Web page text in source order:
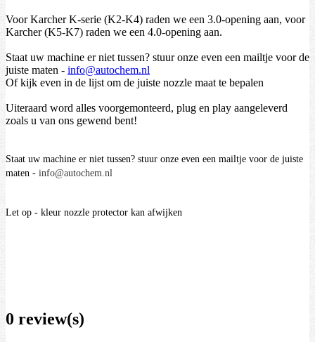
Voor Karcher K-serie (K2-K4) raden we een 3.0-opening aan, voor
Karcher (K5-K7) raden we een 4.0-opening aan.
Staat uw machine er niet tussen? stuur onze even een mailtje voor de
juiste maten - info@autochem.nl
Of kijk even in de lijst om de juiste nozzle maat te bepalen
Uiteraard word alles voorgemonteerd, plug en play aangeleverd
zoals u van ons gewend bent!
Staat uw machine er niet tussen? stuur onze even een mailtje voor de juiste
maten - info@autochem.nl
Let op - kleur nozzle protector kan afwijken
0 review(s)